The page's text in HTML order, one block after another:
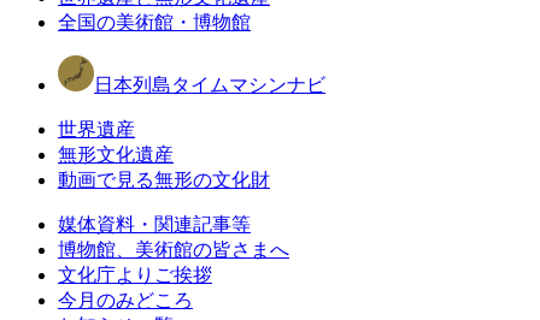
全国の美術館・博物館
日本列島タイムマシンナビ
世界遺産
無形文化遺産
動画で見る無形の文化財
媒体資料・関連記事等
博物館、美術館の皆さまへ
文化庁よりご挨拶
今月のみどころ